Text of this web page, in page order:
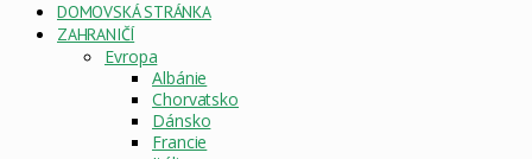
DOMOVSKÁ STRÁNKA
ZAHRANIČÍ
Evropa
Albánie
Chorvatsko
Dánsko
Francie